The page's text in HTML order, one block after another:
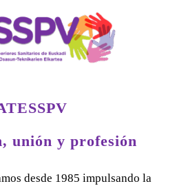
unión y profesión
desde 1985 impulsando la